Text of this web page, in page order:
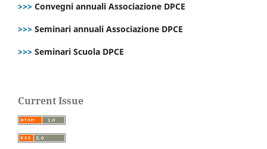
>>> Convegni annuali Associazione DPCE
>>> Seminari annuali Associazione DPCE
>>> Seminari Scuola DPCE
Current Issue